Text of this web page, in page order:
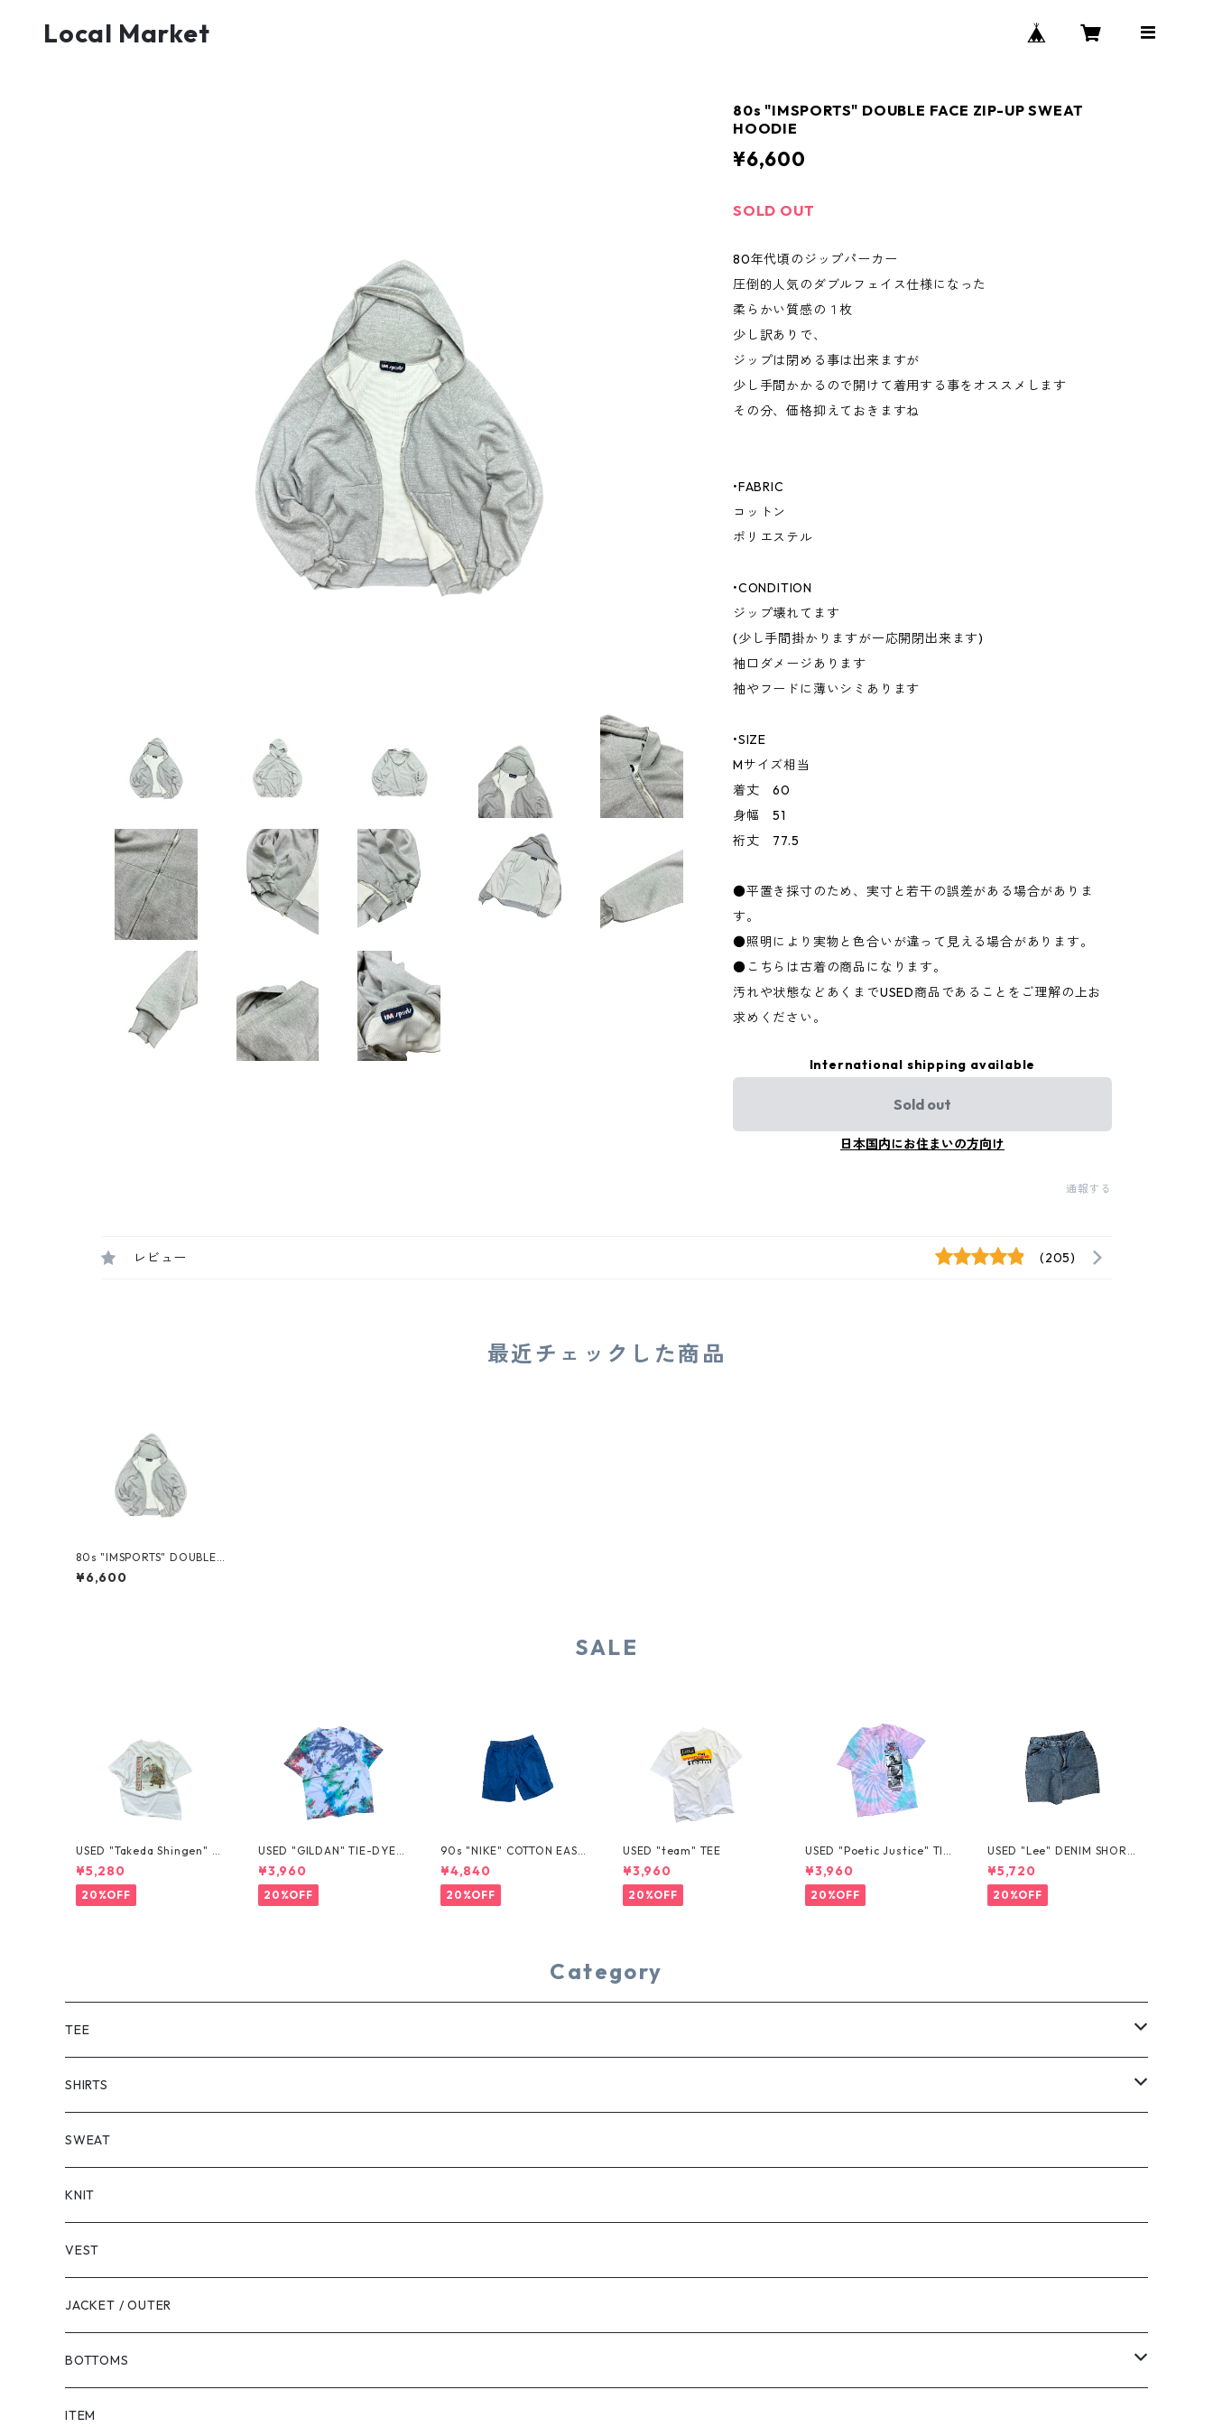
Local Market
80s "IMSPORTS" DOUBLE FACE ZIP-UP SWEAT
HOODIE
¥6,600
SOLD OUT
80年代頃のジップパーカー
圧倒的人気のダブルフェイス仕様になった
柔らかい質感の１枚
少し訳ありで、
ジップは閉める事は出来ますが
少し手間かかるので開けて着用する事をオススメします
その分、価格抑えておきますね
•FABRIC
コットン
ポリエステル
•CONDITION
ジップ壊れてます
(少し手間掛かりますが一応開閉出来ます)
袖口ダメージあります
袖やフードに薄いシミあります
•SIZE
Mサイズ相当
着丈 60
身幅 51
裄丈 77.5
●平置き採寸のため、実寸と若干の誤差がある場合がありま
す。
●照明により実物と色合いが違って見える場合があります。
●こちらは古着の商品になります。
汚れや状態などあくまでUSED商品であることをご理解の上お
求めください。
International shipping available
Sold out
日本国内にお住まいの方向け
通報する
レビュー (205)
最近チェックした商品
80s "IMSPORTS" DOUBLE
FACE ZIP-UP SWEAT HOO
DIE
¥6,600
SALE
USED "Takeda Shingen" T
EE
¥5,280
20%OFF
USED "GILDAN" TIE-DYE T
EE
¥3,960
20%OFF
90s "NIKE" COTTON EASY
SHORTS
¥4,840
20%OFF
USED "team" TEE
¥3,960
20%OFF
USED "Poetic Justice" TIE
-DYE TEE
¥3,960
20%OFF
USED "Lee" DENIM SHORT
S
¥5,720
20%OFF
Category
TEE
SHORT SLEEVE
LONG SLEEVE
SHIRTS
SHORT SLEEVE
LONG SLEEVE
SWEAT
KNIT
VEST
JACKET / OUTER
BOTTOMS
SHORTS
ITEM